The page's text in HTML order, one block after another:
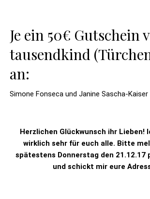
Je ein 50€ Gutschein
tausendkind
an:
Simone Fonseca und Janine Sascha-Kaiser
Herzlichen Glückwunsch ihr Lieben!
wirklich sehr für euch alle. Bitte
spätestens Donnerstag den 21.12.17
und schickt mir eure